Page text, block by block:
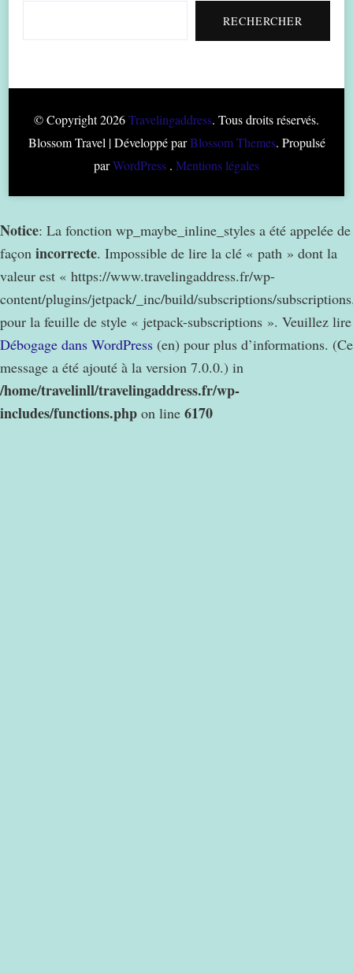
RECHERCHER
© Copyright 2026Travelingaddress. Tous droits réservés.
Blossom Travel | Développé parBlossom Themes. Propulsé
parWordPress . Mentions légales
Notice: La fonction wp_maybe_inline_styles a été appelée de
façon incorrecte. Impossible de lire la clé « path » dont la
valeur est « https://www.travelingaddress.fr/wp-
content/plugins/jetpack/_inc/build/subscriptions/
pour la feuille de style « jetpack-subscriptions ». Veuillez lire
Débogage dans WordPress (en) pour plus d’informations. (Ce
message a été ajouté à la version 7.0.0.) in
/home/travelinll/travelingaddress.fr/wp-
includes/functions.php on line 6170